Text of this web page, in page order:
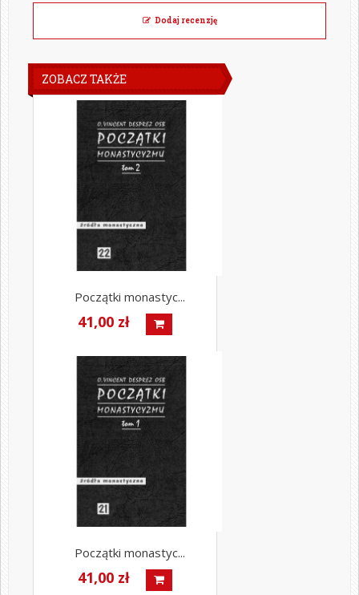
Dodaj recenzję
ZOBACZ TAKŻE
Początki monastyc...
41,00 zł
Początki monastyc...
41,00 zł